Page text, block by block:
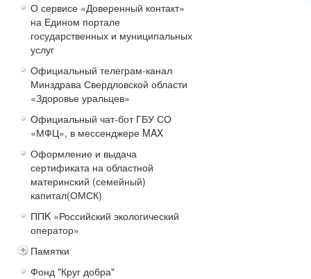
О сервисе «Доверенный контакт»
на Едином портале
государственных и муниципальных
услуг
Официальный телеграм-канал
Минздрава Свердловской области
«Здоровье уральцев»
Официальный чат-бот ГБУ СО
«МФЦ», в мессенджере MAX
Оформление и выдача
сертификата на областной
материнский (семейный)
капитал(ОМСК)
ППK «Российский экологический
оператор»
Памятки
Фонд "Круг добра"